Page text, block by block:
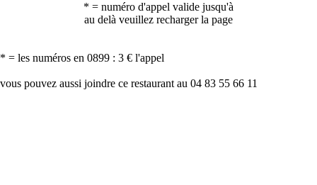
* = numéro d'appel valide jusqu'à
au delà veuillez recharger la page
* = les numéros en 0899 : 3 € l'appel
vous pouvez aussi joindre ce restaurant au 04 83 55 66 11